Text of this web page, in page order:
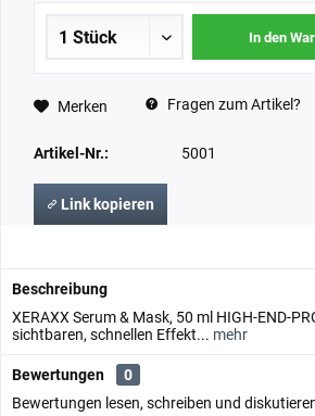
In den
Merken Fragen zum Artikel?
Artikel-Nr.: 5001
Link kopieren
Beschreibung
XERAXX Serum & Mask, 50 ml HIGH-END-
sichtbaren, schnellen Effekt... mehr
Bewertungen
0
Bewertungen lesen, schreiben und